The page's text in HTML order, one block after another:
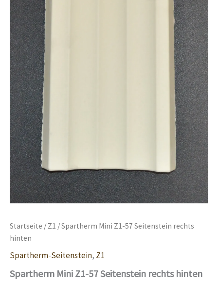
Startseite / Z1 / Spartherm Mini Z1-57 Seitenstein rechts
hinten
Spartherm-Seitenstein, Z1
Spartherm Mini Z1-57 Seitenstein rechts hinten